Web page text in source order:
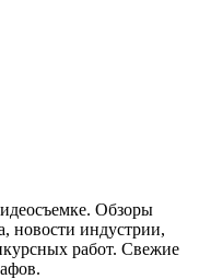
Обзоры
новости индустрии,
работ. Свежие